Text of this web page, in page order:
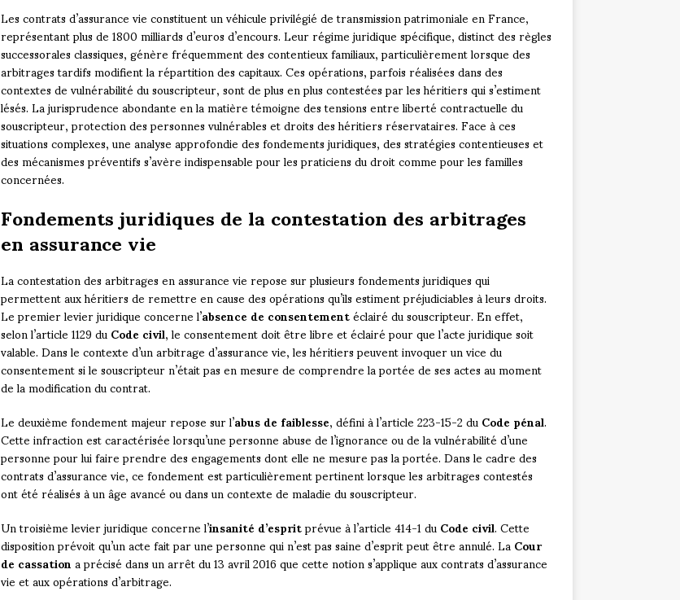
Les contrats d’assurance vie constituent un véhicule privilégié de transmission patrimoniale en France,
représentant plus de 1800 milliards d’euros d’encours. Leur régime juridique spécifique, distinct des règles
successorales classiques, génère fréquemment des contentieux familiaux, particulièrement lorsque des
arbitrages tardifs modifient la répartition des capitaux. Ces opérations, parfois réalisées dans des
contextes de vulnérabilité du souscripteur, sont de plus en plus contestées par les héritiers qui s’estiment
lésés. La jurisprudence abondante en la matière témoigne des tensions entre liberté contractuelle du
souscripteur, protection des personnes vulnérables et droits des héritiers réservataires. Face à ces
situations complexes, une analyse approfondie des fondements juridiques, des stratégies contentieuses et
des mécanismes préventifs s’avère indispensable pour les praticiens du droit comme pour les familles
concernées.
Fondements juridiques de la contestation des arbitrages
en assurance vie
La contestation des arbitrages en assurance vie repose sur plusieurs fondements juridiques qui
permettent aux héritiers de remettre en cause des opérations qu’ils estiment préjudiciables à leurs droits.
Le premier levier juridique concerne l’absence de consentementéclairé du souscripteur. En effet,
selon l’article 1129 duCode civil, le consentement doit être libre et éclairé pour que l’acte juridique soit
valable. Dans le contexte d’un arbitrage d’assurance vie, les héritiers peuvent invoquer un vice du
consentement si le souscripteur n’était pas en mesure de comprendre la portée de ses actes au moment
de la modification du contrat.
Le deuxième fondement majeur repose sur l’abus de faiblesse, défini à l’article 223-15-2 duCode pénal.
Cette infraction est caractérisée lorsqu’une personne abuse de l’ignorance ou de la vulnérabilité d’une
personne pour lui faire prendre des engagements dont elle ne mesure pas la portée. Dans le cadre des
contrats d’assurance vie, ce fondement est particulièrement pertinent lorsque les arbitrages contestés
ont été réalisés à un âge avancé ou dans un contexte de maladie du souscripteur.
Un troisième levier juridique concerne l’insanité d’espritprévue à l’article 414-1 duCode civil. Cette
disposition prévoit qu’un acte fait par une personne qui n’est pas saine d’esprit peut être annulé. LaCour
de cassationa précisé dans un arrêt du 13 avril 2016 que cette notion s’applique aux contrats d’assurance
vie et aux opérations d’arbitrage.